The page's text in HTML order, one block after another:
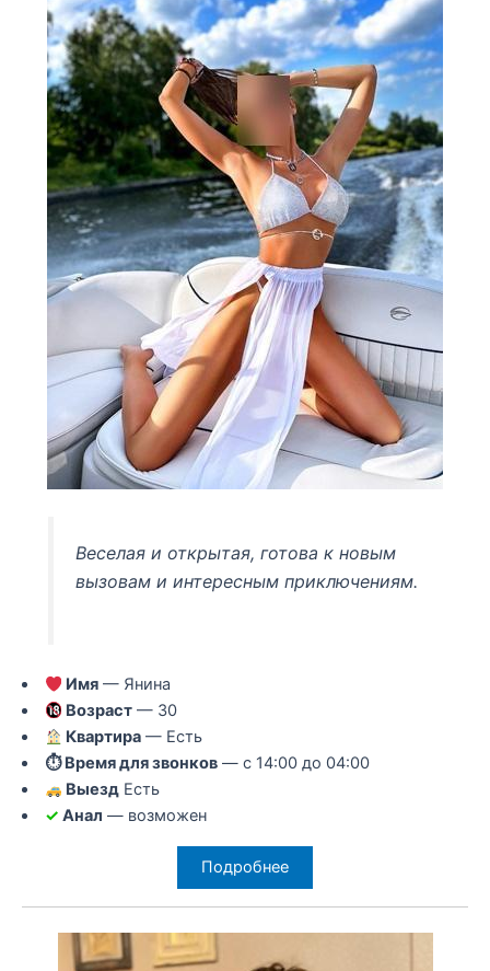
Веселая и открытая, готова к новым
вызовам и интересным приключениям.
Имя — Янина
Возраст — 30
Квартира — Есть
⏱ Время для звонков— с 14:00 до 04:00
Выезд Есть
✓ Анал — возможен
Подробнее